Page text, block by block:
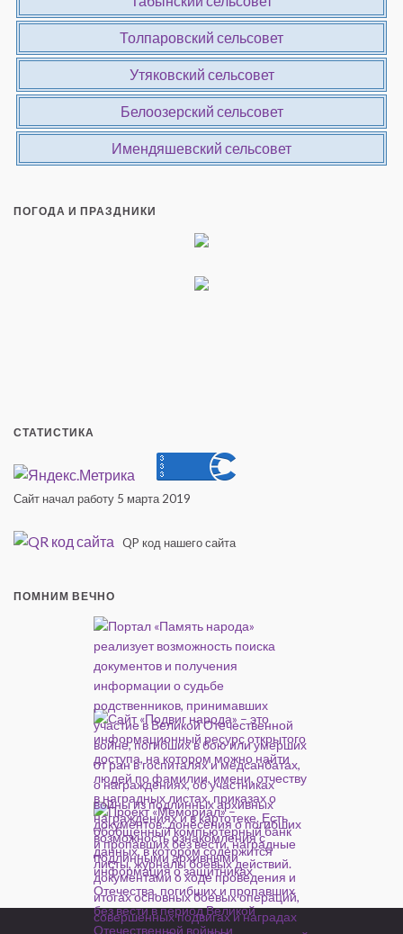
Толпаровский сельсовет
Утяковский сельсовет
Белоозерский сельсовет
Имендяшевский сельсовет
ПОГОДА И ПРАЗДНИКИ
СТАТИСТИКА
Сайт начал работу 5 марта 2019
QP код нашего сайта
ПОМНИМ ВЕЧНО